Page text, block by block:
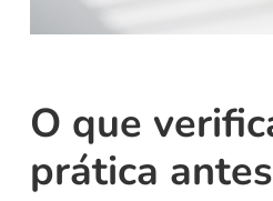
O que
prática